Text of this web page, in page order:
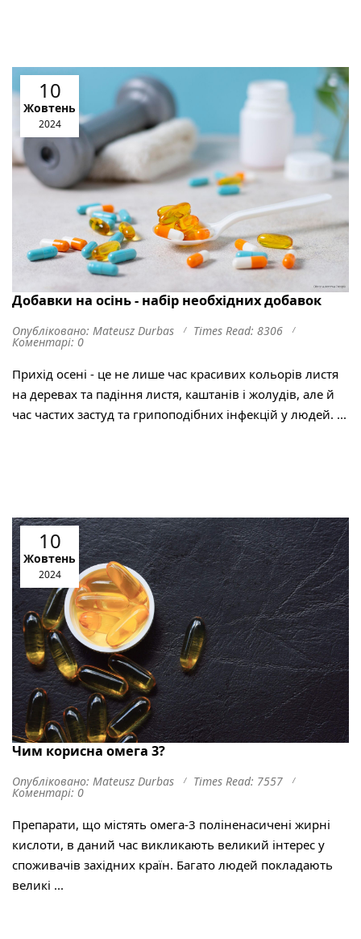
Добавки на осінь - набір необхідних добавок
10
Жовтень
2024
Опубліковано: Mateusz Durbas
Times Read: 8306
Коментарі: 0
Прихід осені - це не лише час красивих кольорів листя
на деревах та падіння листя, каштанів і жолудів, але й
час частих застуд та грипоподібних інфекцій у людей. ...
Чим корисна омега 3?
10
Жовтень
2024
Опубліковано: Mateusz Durbas
Times Read: 7557
Коментарі: 0
Препарати, що містять омега-3 поліненасичені жирні
кислоти, в даний час викликають великий інтерес у
споживачів західних країн. Багато людей покладають
великі ...